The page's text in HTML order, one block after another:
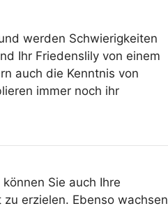
werden Schwierigkeiten
Ihr Friedenslily von einem
auch die Kenntnis von
immer noch ihr
Sie auch Ihre
erzielen. Ebenso wachsen